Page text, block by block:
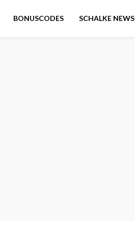
BONUSCODES SCHALKE NEWS